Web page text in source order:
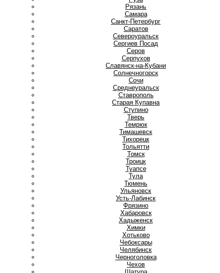
Рязань
Самара
Санкт-Петербург
Саратов
Североуральск
Сергиев Посад
Серов
Серпухов
Славянск-на-Кубани
Солнечногорск
Сочи
Среднеуральск
Ставрополь
Старая Купавна
Ступино
Тверь
Темрюк
Тимашевск
Тихорецк
Тольятти
Томск
Троицк
Туапсе
Тула
Тюмень
Ульяновск
Усть-Лабинск
Фрязино
Хабаровск
Хадыженск
Химки
Хотьково
Чебоксары
Челябинск
Черноголовка
Чехов